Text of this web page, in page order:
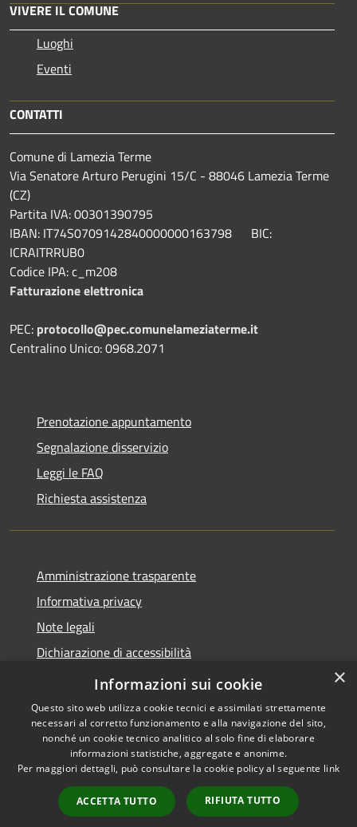
VIVERE IL COMUNE
Luoghi
Eventi
CONTATTI
Comune di Lamezia Terme
Via Senatore Arturo Perugini 15/C - 88046 Lamezia Terme
(CZ)
Partita IVA: 00301390795
IBAN: IT74S0709142840000000163798 BIC:
ICRAITRRUB0
Codice IPA: c_m208
Fatturazione elettronica
PEC: protocollo@pec.comunelameziaterme.it
Centralino Unico: 0968.2071
Prenotazione appuntamento
Segnalazione disservizio
Leggi le FAQ
Richiesta assistenza
Amministrazione trasparente
Informativa privacy
Note legali
Dichiarazione di accessibilità
Feedback accessibilità
Accessibilità
Copyright © 2026 • Città di
Lamezia Terme • Powered by
Municipium•
Accesso
redazione
×
Informazioni sui cookie
Questo sito web utilizza cookie tecnici e assimilati strettamente
necessari al corretto funzionamento e alla navigazione del sito,
nonché un cookie tecnico analitico al solo fine di elaborare
informazioni statistiche, aggregate e anonime.
Per maggiori dettagli, può consultare la cookie policy al seguente link
ACCETTA TUTTO RIFIUTA TUTTO